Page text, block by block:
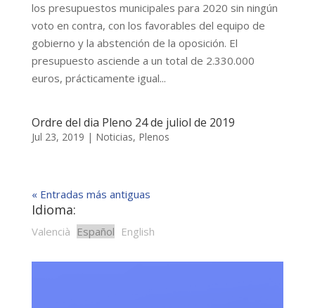
los presupuestos municipales para 2020 sin ningún
voto en contra, con los favorables del equipo de
gobierno y la abstención de la oposición. El
presupuesto asciende a un total de 2.330.000
euros, prácticamente igual...
Ordre del dia Pleno 24 de juliol de 2019
Jul 23, 2019 | Noticias, Plenos
« Entradas más antiguas
Idioma:
Valencià Español English